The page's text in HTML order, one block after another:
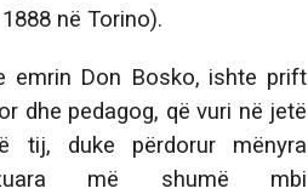
në Torino).
emrin Don Bosko, ishte prift
dhe pedagog, që vuri në jetë
tij, duke përdorur mënyra
më shumë mbi